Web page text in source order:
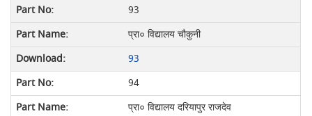
93
प्रा० विद्यालय चौकुनी
93
94
प्रा० विद्यालय दरियापुर राजदेव